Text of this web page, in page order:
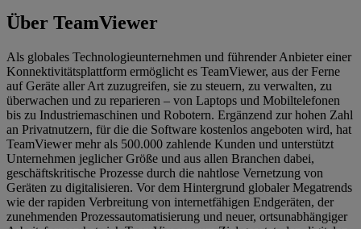
Über TeamViewer
Als globales Technologieunternehmen und führender Anbieter einer
Konnektivitätsplattform ermöglicht es TeamViewer, aus der Ferne
auf Geräte aller Art zuzugreifen, sie zu steuern, zu verwalten, zu
überwachen und zu reparieren – von Laptops und Mobiltelefonen
bis zu Industriemaschinen und Robotern. Ergänzend zur hohen Zahl
an Privatnutzern, für die die Software kostenlos angeboten wird, hat
TeamViewer mehr als 500.000 zahlende Kunden und unterstützt
Unternehmen jeglicher Größe und aus allen Branchen dabei,
geschäftskritische Prozesse durch die nahtlose Vernetzung von
Geräten zu digitalisieren. Vor dem Hintergrund globaler Megatrends
wie der rapiden Verbreitung von internetfähigen Endgeräten, der
zunehmenden Prozessautomatisierung und neuer, ortsunabhängiger